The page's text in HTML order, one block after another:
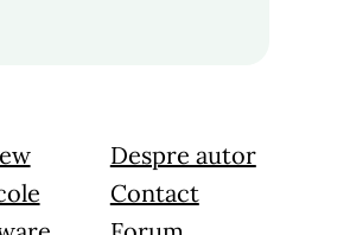
Despre autor
Contact